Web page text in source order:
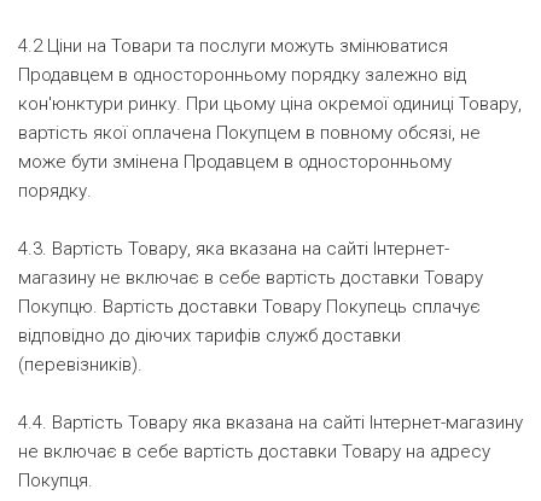
4.2 Ціни на Товари та послуги можуть змінюватися
Продавцем в односторонньому порядку залежно від
кон'юнктури ринку. При цьому ціна окремої одиниці Товару,
вартість якої оплачена Покупцем в повному обсязі, не
може бути змінена Продавцем в односторонньому
порядку.
4.3. Вартість Товару, яка вказана на сайті Інтернет-
магазину не включає в себе вартість доставки Товару
Покупцю. Вартість доставки Товару Покупець сплачує
відповідно до діючих тарифів служб доставки
(перевізників).
4.4. Вартість Товару яка вказана на сайті Інтернет-магазину
не включає в себе вартість доставки Товару на адресу
Покупця.